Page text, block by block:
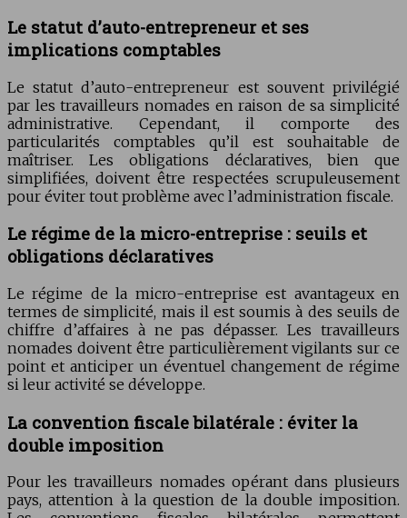
Le statut d’auto-entrepreneur et ses
implications comptables
Le statut d’auto-entrepreneur est souvent privilégié
par les travailleurs nomades en raison de sa simplicité
administrative. Cependant, il comporte des
particularités comptables qu’il est souhaitable de
maîtriser. Les obligations déclaratives, bien que
simplifiées, doivent être respectées scrupuleusement
pour éviter tout problème avec l’administration fiscale.
Le régime de la micro-entreprise : seuils et
obligations déclaratives
Le régime de la micro-entreprise est avantageux en
termes de simplicité, mais il est soumis à des seuils de
chiffre d’affaires à ne pas dépasser. Les travailleurs
nomades doivent être particulièrement vigilants sur ce
point et anticiper un éventuel changement de régime
si leur activité se développe.
La convention fiscale bilatérale : éviter la
double imposition
Pour les travailleurs nomades opérant dans plusieurs
pays, attention à la question de la double imposition.